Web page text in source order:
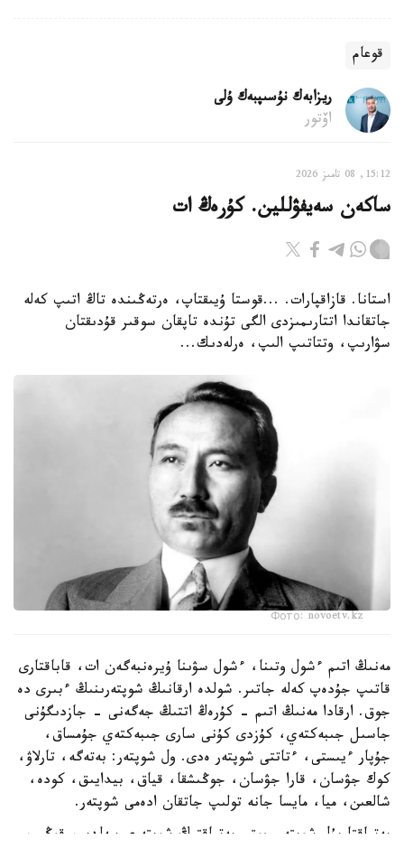
قوعام
ريزابەك نۇسىپبەك ۇلى
اۆتور
15:12, 08 تامىز 2026
ساكەن سەيفۋللين. كۇرەڭ ات
استانا. قازاقپارات. ...قوستا ۇيىقتاپ، ەرتەڭىندە تاڭ اتىپ كەلە
جاتقاندا اتتارىمىزدى الگى تۇندە تاپقان سوقىر قۇدىقتان
سۋارىپ، وتتاتىپ الىپ، ەرلەدىك...
Фото: novoetv.kz
مەنىڭ اتىم ءشول وتىنا، ءشول سۋىنا ۇيرەنبەگەن ات، قاباقتارى
قاتىپ جۇدەپ كەلە جاتىر. شولدە ارقانىڭ شوپتەرىنىڭ ءبىرى دە
جوق. ارقادا مەنىڭ اتىم - كۇرەڭ اتتىڭ جەگەنى - جازدىگۇنى
جاسىل جىبەكتەي، كۇزدى كۇنى سارى جىبەكتەي جۇمساق،
جۇپار ءيىستى، ءتاتتى شوپتەر ەدى. ول شوپتەر: بەتەگە، تارلاۋ،
كوك جۋسان، قارا جۋسان، جوڭىشقا، قياق، بيدايىق، كودە،
شالعىن، ميا، مايسا جانە تولىپ جاتقان ادەمى شوپتەر.
بەتپاقتا بۇل شوپتەر جوق. بەتپاقتىڭ شوپتەرى سەلدىر، قوڭىر،